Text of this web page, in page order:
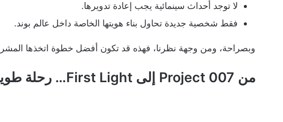
لا توجد أحداث سينمائية يجب إعادة تدويرها.
فقط شخصية جديدة تحاول بناء هويتها الخاصة داخل عالم بوند.
وبصراحة، ومن وجهة نظرنا، فهذه قد تكون أفضل خطوة اتخذها
من Project 007 إلى First Light… رحلة طويلة وتأجيلات متوقعة